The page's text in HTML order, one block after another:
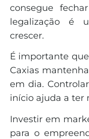
consegue
legalização é
crescer.
É importante
Caxias
em dia.
início ajuda a ter
Investir em
para o